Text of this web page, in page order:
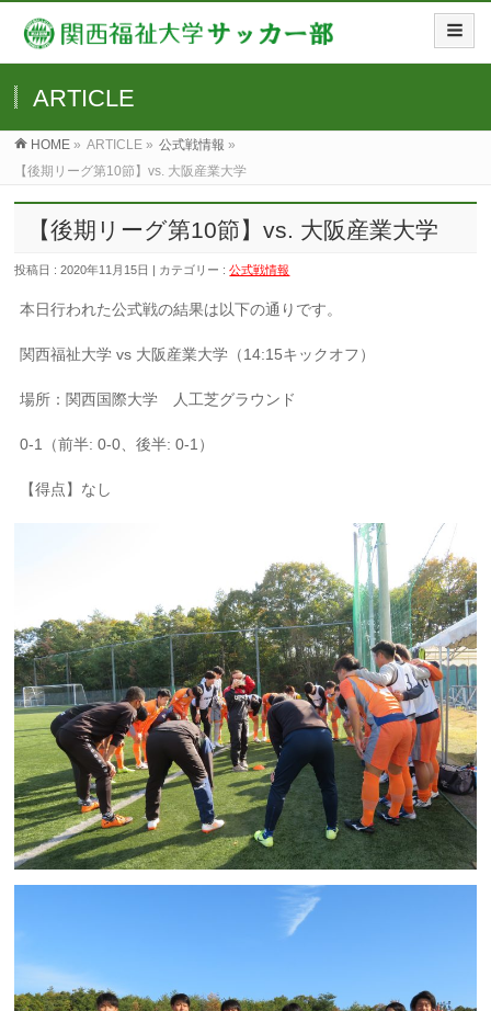
ARTICLE
HOME » ARTICLE » 公式戦情報 »
【後期リーグ第10節】vs. 大阪産業大学
【後期リーグ第10節】vs. 大阪産業大学
投稿日 : 2020年11月15日 | カテゴリー :公式戦情報
本日行われた公式戦の結果は以下の通りです。
関西福祉大学 vs 大阪産業大学（14:15キックオフ）
場所：関西国際大学 人工芝グラウンド
0-1（前半: 0-0、後半: 0-1）
【得点】なし